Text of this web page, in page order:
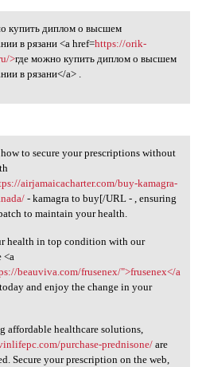
купить диплом о
купить диплом о высшем
в рязани <a href=https://orik-
>где можно купить диплом о высшем
в рязани</a> .
to secure your
to secure your prescriptions without
airjamaicacharter.com/buy-kamagra-
- kamagra to buy[/URL - , ensuring
to maintain your health.
health in top condition with our
<a
beauviva.com/frusenex/">frusenex</a
and enjoy the change in your
affordable healthcare solutions,
purchase-prednisone/are
Secure your prescription on the web,